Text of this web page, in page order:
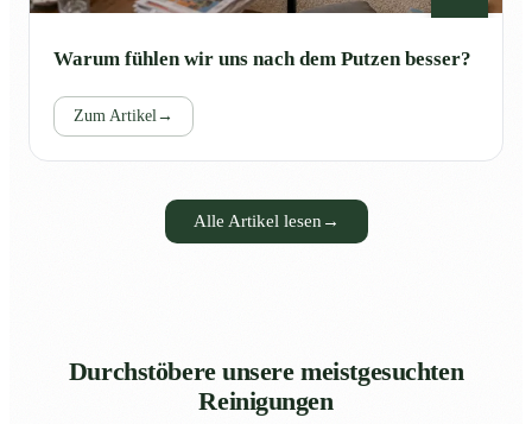
Warum fühlen wir uns nach dem Putzen besser?
Zum Artikel →
Alle Artikel lesen →
Durchstöbere unsere meistgesuchten
Reinigungen